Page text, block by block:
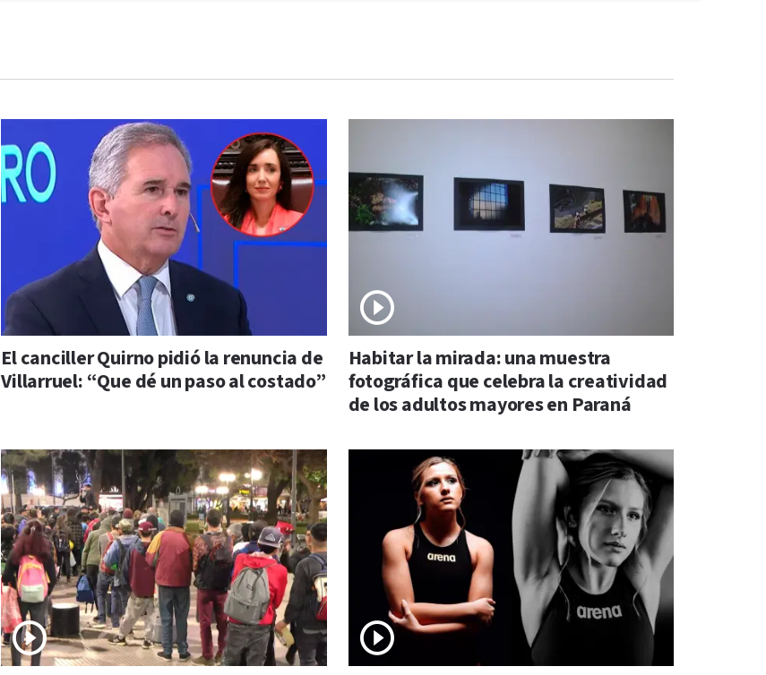
El canciller Quirno pidió la renuncia de
Villarruel: “Que dé un paso al costado”
Habitar la mirada: una muestra
fotográfica que celebra la creatividad
de los adultos mayores en Paraná